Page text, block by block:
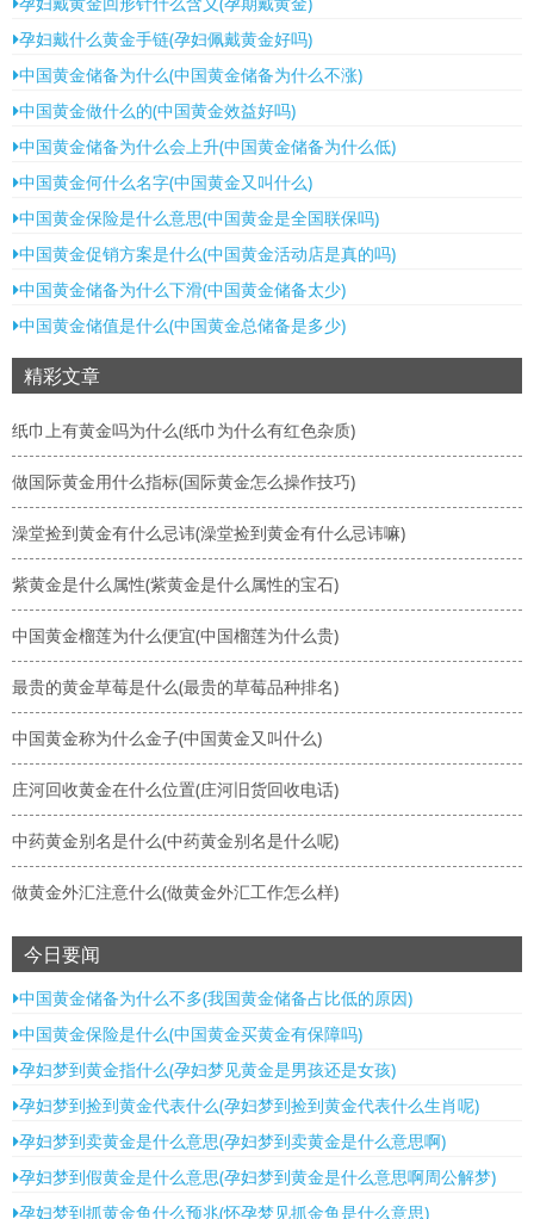
孕妇戴什么黄金手链(孕妇佩戴黄金好吗)
中国黄金储备为什么(中国黄金储备为什么不涨)
中国黄金做什么的(中国黄金效益好吗)
中国黄金储备为什么会上升(中国黄金储备为什么低)
中国黄金何什么名字(中国黄金又叫什么)
中国黄金保险是什么意思(中国黄金是全国联保吗)
中国黄金促销方案是什么(中国黄金活动店是真的吗)
中国黄金储备为什么下滑(中国黄金储备太少)
中国黄金储值是什么(中国黄金总储备是多少)
精彩文章
纸巾上有黄金吗为什么(纸巾为什么有红色杂质)
做国际黄金用什么指标(国际黄金怎么操作技巧)
澡堂捡到黄金有什么忌讳(澡堂捡到黄金有什么忌讳嘛)
紫黄金是什么属性(紫黄金是什么属性的宝石)
中国黄金榴莲为什么便宜(中国榴莲为什么贵)
最贵的黄金草莓是什么(最贵的草莓品种排名)
中国黄金称为什么金子(中国黄金又叫什么)
庄河回收黄金在什么位置(庄河旧货回收电话)
中药黄金别名是什么(中药黄金别名是什么呢)
做黄金外汇注意什么(做黄金外汇工作怎么样)
今日要闻
中国黄金储备为什么不多(我国黄金储备占比低的原因)
中国黄金保险是什么(中国黄金买黄金有保障吗)
孕妇梦到黄金指什么(孕妇梦见黄金是男孩还是女孩)
孕妇梦到捡到黄金代表什么(孕妇梦到捡到黄金代表什么生肖呢)
孕妇梦到卖黄金是什么意思(孕妇梦到卖黄金是什么意思啊)
孕妇梦到假黄金是什么意思(孕妇梦到黄金是什么意思啊周公解梦)
孕妇梦到抓黄金鱼什么预兆(怀孕梦见抓金鱼是什么意思)